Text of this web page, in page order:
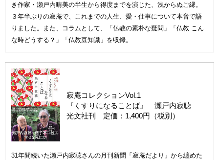
き作家・瀬戸内晴美の半生から得度までを演じた、浅からぬご縁。
３年半ぶりの寂庵で、これまでの人生、愛・仕事について本音で語
りました。また、コラムとして、「仏教の素朴な疑問」「仏教 こん
な時どうする？」「仏教豆知識」を収録。
寂庵コレクションVol.1
『くすりになることば』 瀬戸内寂聴
光文社刊 定価：1,400円（税別）
31年間続いた瀬戸内寂聴さんの月刊新聞「寂庵だより」から纏めた